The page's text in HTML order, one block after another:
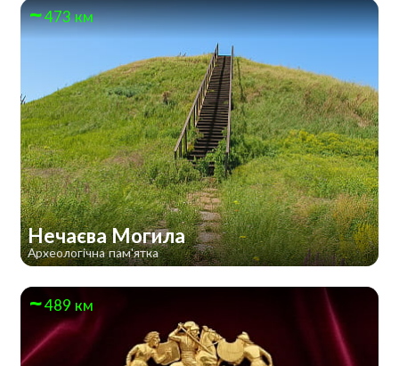
473 км
Нечаєва Могила
Археологічна пам'ятка
489 км